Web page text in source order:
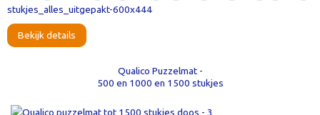
Bekijk details
Qualico Puzzelmat -
500 en 1000 en 1500 stukjes